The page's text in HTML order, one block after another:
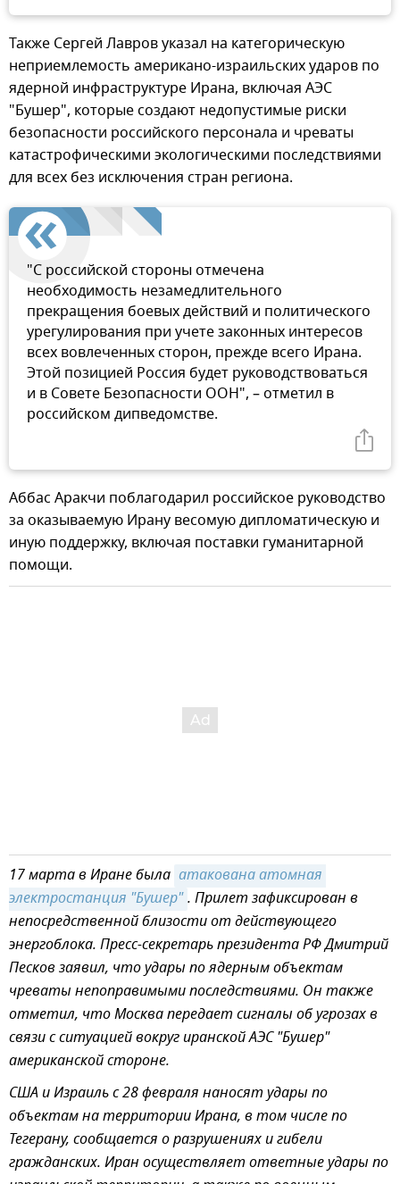
Также Сергей Лавров указал на категорическую
неприемлемость американо-израильских ударов по
ядерной инфраструктуре Ирана, включая АЭС
"Бушер", которые создают недопустимые риски
безопасности российского персонала и чреваты
катастрофическими экологическими последствиями
для всех без исключения стран региона.
"С российской стороны отмечена
необходимость незамедлительного
прекращения боевых действий и политического
урегулирования при учете законных интересов
всех вовлеченных сторон, прежде всего Ирана.
Этой позицией Россия будет руководствоваться
и в Совете Безопасности ООН", – отметил в
российском дипведомстве.
Аббас Аракчи поблагодарил российское руководство
за оказываемую Ирану весомую дипломатическую и
иную поддержку, включая поставки гуманитарной
помощи.
17 марта в Иране была атакована атомная
электростанция "Бушер". Прилетзафиксирован в
непосредственной близости от действующего
энергоблока. Пресс-секретарь президента РФ Дмитрий
Песков заявил, что удары по ядерным объектам
чреваты непоправимыми последствиями. Он также
отметил, что Москва передает сигналы об угрозах в
связи с ситуацией вокруг иранской АЭС "Бушер"
американской стороне.
США и Израиль с 28 февраля наносят удары по
объектам на территории Ирана, в том числе по
Тегерану, сообщается о разрушениях и гибели
гражданских. Иран осуществляет ответные удары по